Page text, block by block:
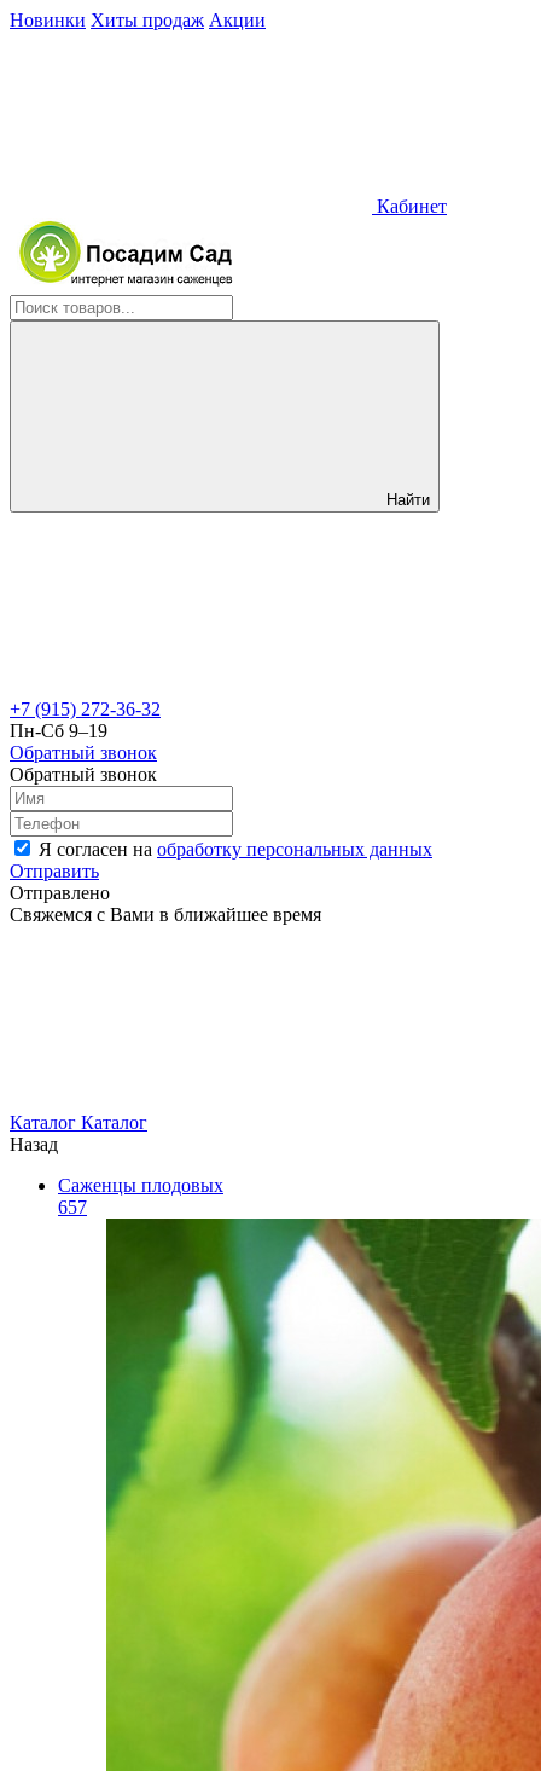
Новинки Хиты продаж Акции
Кабинет
Найти
+7 (915) 272-36-32
Пн-Сб 9–19
Обратный звонок
Обратный звонок
Я согласен на обработку персональных данных
Отправить
Отправлено
Свяжемся с Вами в ближайшее время
Каталог Каталог
Назад
Саженцы плодовых
657